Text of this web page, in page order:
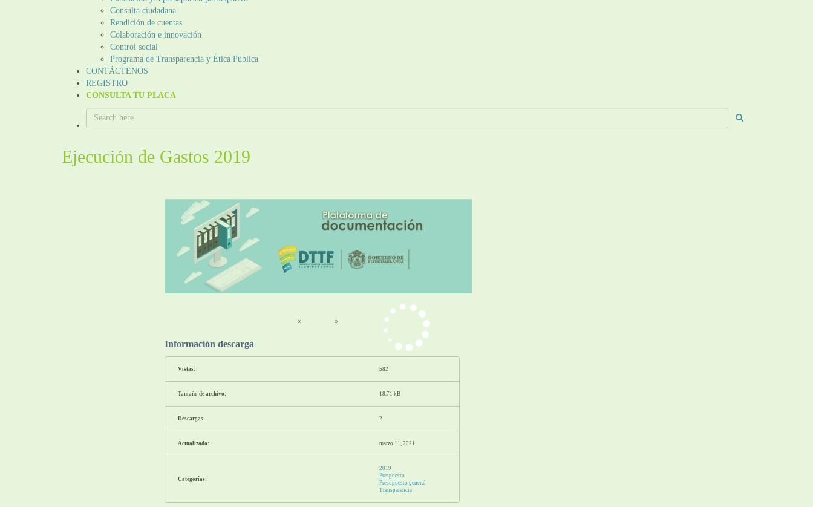
Consulta ciudadana
Rendición de cuentas
Colaboración e innovación
Control social
Programa de Transparencia y Ética Pública
CONTÁCTENOS
REGISTRO
CONSULTA TU PLACA
Ejecución de Gastos 2019
« »
Información descarga
Vistas: 582
Tamaño de archivo: 18.71 kB
Descargas: 2
Actualizado: marzo 11, 2021
Categorías:
2019
Prespuesto
Presupuesto general
Transparencia